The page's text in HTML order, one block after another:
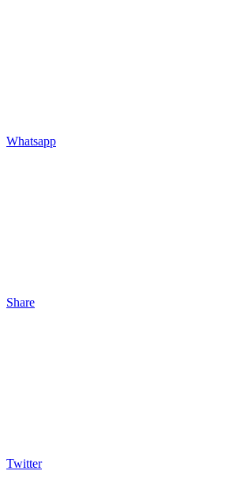
Whatsapp
Share
Twitter